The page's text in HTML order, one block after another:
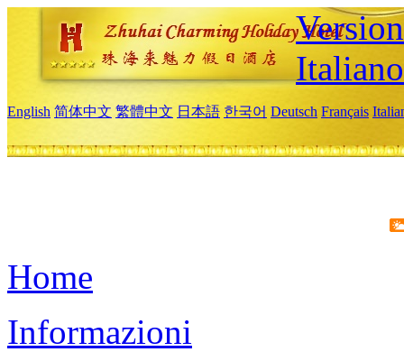
Italiano
English 简体中文 繁體中文 日本語 한국어 Deutsch Français
Home
Informazioni